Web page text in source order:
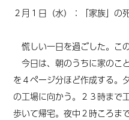
２月１日（水）：「家族」の
慌しい一日を過ごした。こ
今日は、朝のうちに家のこ
を４ページ分ほど作成する。
の工場に向かう。２３時まで
歩いて帰宅。夜中２時ころま